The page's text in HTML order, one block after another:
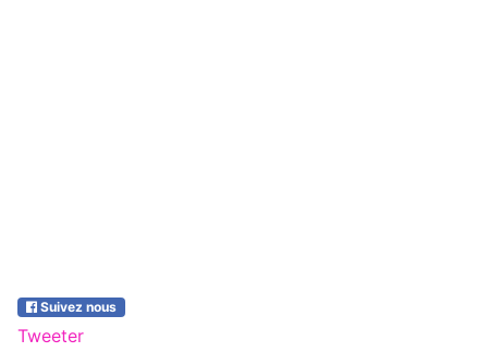
Suivez nous
Tweeter